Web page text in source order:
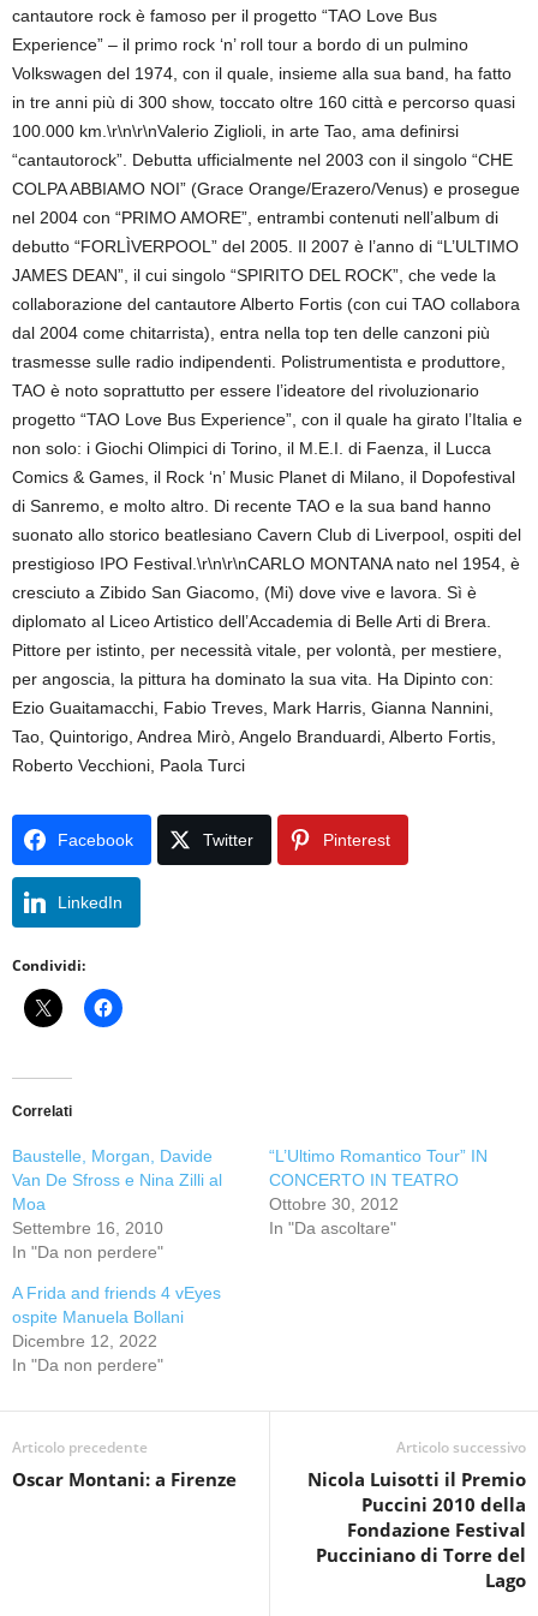
cantautore rock è famoso per il progetto “TAO Love Bus
Experience” – il primo rock ‘n’ roll tour a bordo di un pulmino
Volkswagen del 1974, con il quale, insieme alla sua band, ha fatto
in tre anni più di 300 show, toccato oltre 160 città e percorso quasi
100.000 km.\r\n\r\nValerio Ziglioli, in arte Tao, ama definirsi
“cantautorock”. Debutta ufficialmente nel 2003 con il singolo “CHE
COLPA ABBIAMO NOI” (Grace Orange/Erazero/Venus) e prosegue
nel 2004 con “PRIMO AMORE”, entrambi contenuti nell’album di
debutto “FORLÌVERPOOL” del 2005. Il 2007 è l’anno di “L’ULTIMO
JAMES DEAN”, il cui singolo “SPIRITO DEL ROCK”, che vede la
collaborazione del cantautore Alberto Fortis (con cui TAO collabora
dal 2004 come chitarrista), entra nella top ten delle canzoni più
trasmesse sulle radio indipendenti. Polistrumentista e produttore,
TAO è noto soprattutto per essere l’ideatore del rivoluzionario
progetto “TAO Love Bus Experience”, con il quale ha girato l’Italia e
non solo: i Giochi Olimpici di Torino, il M.E.I. di Faenza, il Lucca
Comics & Games, il Rock ‘n’ Music Planet di Milano, il Dopofestival
di Sanremo, e molto altro. Di recente TAO e la sua band hanno
suonato allo storico beatlesiano Cavern Club di Liverpool, ospiti del
prestigioso IPO Festival.\r\n\r\nCARLO MONTANA nato nel 1954, è
cresciuto a Zibido San Giacomo, (Mi) dove vive e lavora. Sì è
diplomato al Liceo Artistico dell’Accademia di Belle Arti di Brera.
Pittore per istinto, per necessità vitale, per volontà, per mestiere,
per angoscia, la pittura ha dominato la sua vita. Ha Dipinto con:
Ezio Guaitamacchi, Fabio Treves, Mark Harris, Gianna Nannini,
Tao, Quintorigo, Andrea Mirò, Angelo Branduardi, Alberto Fortis,
Roberto Vecchioni, Paola Turci
Facebook Twitter Pinterest
LinkedIn
Condividi:
Correlati
Baustelle, Morgan, Davide
Van De Sfross e Nina Zilli al
Moa
Settembre 16, 2010
In "Da non perdere"
“L’Ultimo Romantico Tour” IN
CONCERTO IN TEATRO
Ottobre 30, 2012
In "Da ascoltare"
A Frida and friends 4 vEyes
ospite Manuela Bollani
Dicembre 12, 2022
In "Da non perdere"
Articolo precedente
Oscar Montani: a Firenze
Articolo successivo
Nicola Luisotti il Premio
Puccini 2010 della
Fondazione Festival
Pucciniano di Torre del
Lago